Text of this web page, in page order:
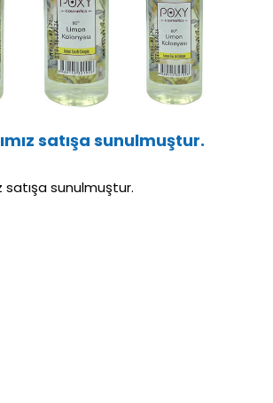
satışa sunulmuştur.
satışa sunulmuştur.